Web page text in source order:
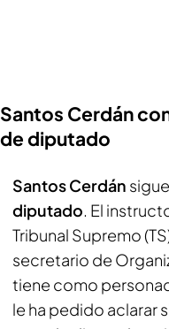
Santos Cerdán
de diputado
Santos Cerdán sigue
diputado. El
Tribunal Supremo
secretario de
tiene como
le ha pedido aclarar